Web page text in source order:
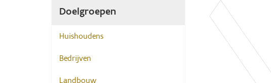
Doelgroepen
Huishoudens
Bedrijven
Landbouw